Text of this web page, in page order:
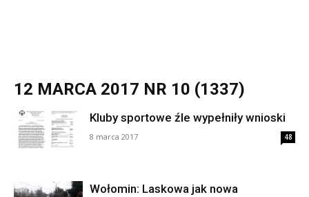
12 MARCA 2017 NR 10 (1337)
Kluby sportowe źle wypełniły wnioski
8 marca 2017 48
Wołomin: Laskowa jak nowa